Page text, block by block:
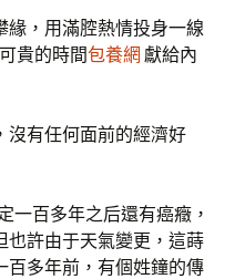
緣，用滿腔熱情投身一線
貴的時間包養網 獻給內
沒有任何面前的經濟好
一百多年之后還有癌癥，
也許由于天氣變更，這蒔
百多年前，有個姓鐘的傳